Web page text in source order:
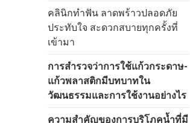
คลินิกทำฟัน ลาดพร้าวปลอดภัย
ประทับใจ สะดวกสบายทุกครั้งที่
เข้ามา
การสำรวจว่าการใช้แก้วกระดาษ-
แก้วพลาสติกมีบทบาทใน
วัฒนธรรมและการใช้งานอย่างไร
ความสำคัญของการบริโภคน้ำที่มี